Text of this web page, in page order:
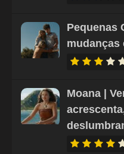
Pequenas
mudanças
Moana |